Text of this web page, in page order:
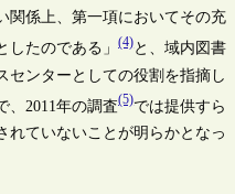
関係上、第一項においてその充
したのである」(4)と、域内図書
センターとしての役割を指摘し
、2011年の調査(5)では提供すら
れていないことが明らかとなっ